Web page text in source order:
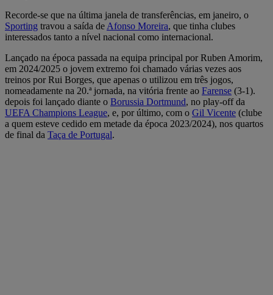
Recorde-se que na última janela de transferências, em janeiro, o
Sporting travou a saída de Afonso Moreira, que tinha clubes
interessados tanto a nível nacional como internacional.
Lançado na época passada na equipa principal por Ruben Amorim,
em 2024/2025 o jovem extremo foi chamado várias vezes aos
treinos por Rui Borges, que apenas o utilizou em três jogos,
nomeadamente na 20.ª jornada, na vitória frente ao Farense (3-1).
depois foi lançado diante o Borussia Dortmund, no play-off da
UEFA Champions League, e, por último, com o Gil Vicente (clube
a quem esteve cedido em metade da época 2023/2024), nos quartos
de final da Taça de Portugal.